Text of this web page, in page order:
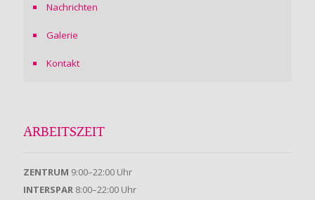
Nachrichten
Galerie
Kontakt
ARBEITSZEIT
ZENTRUM 9:00–22:00 Uhr
INTERSPAR 8:00–22:00 Uhr